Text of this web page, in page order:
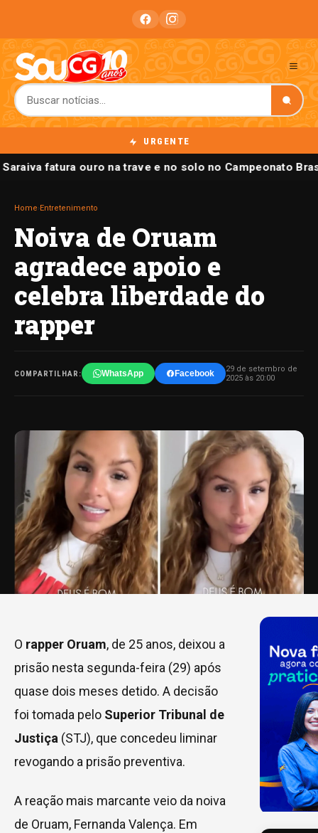
URGENTE
fatura ouro na trave e no solo no Campeonato
Home Entretenimento
Noiva de Oruam
agradece apoio e
celebra liberdade do
rapper
COMPARTILHAR: WhatsApp Facebook
29 de setembro de
2025 às 20:00
O rapper Oruam, de 25 anos, deixou a
prisão nesta segunda-feira (29) após
quase dois meses detido. A decisão
foi tomada pelo Superior Tribunal de
Justiça (STJ), que concedeu liminar
revogando a prisão preventiva.
A reação mais marcante veio da noiva
de Oruam, Fernanda Valença. Em